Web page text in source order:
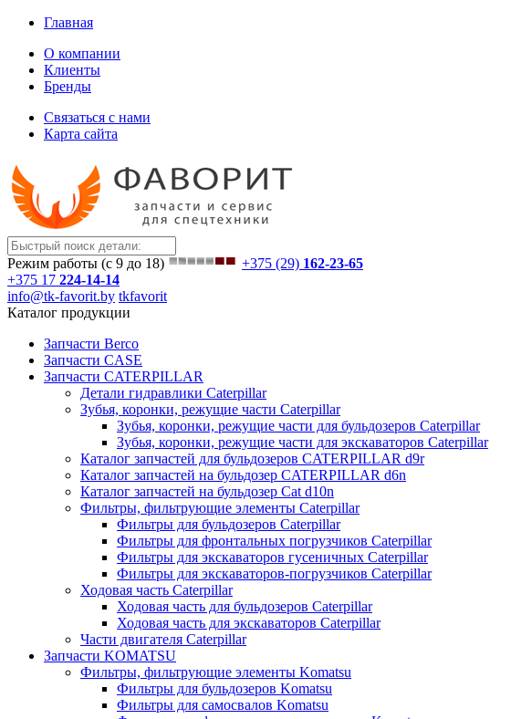
Главная
О компании
Клиенты
Бренды
Связаться с нами
Карта сайта
Режим работы (с 9 до 18) +375 (29) 162-23-65
+375 17 224-14-14
info@tk-favorit.by tkfavorit
Каталог продукции
Запчасти Berco
Запчасти CASE
Запчасти CATERPILLAR
Детали гидравлики Caterpillar
Зубья, коронки, режущие части Caterpillar
Зубья, коронки, режущие части для бульдозеров Caterpillar
Зубья, коронки, режущие части для экскаваторов Caterpillar
Каталог запчастей для бульдозеров CATERPILLAR d9r
Каталог запчастей на бульдозер CATERPILLAR d6n
Каталог запчастей на бульдозер Сat d10n
Фильтры, фильтрующие элементы Caterpillar
Фильтры для бульдозеров Caterpillar
Фильтры для фронтальных погрузчиков Caterpillar
Фильтры для экскаваторов гусеничных Caterpillar
Фильтры для экскаваторов-погрузчиков Caterpillar
Ходовая часть Caterpillar
Ходовая часть для бульдозеров Caterpillar
Ходовая часть для экскаваторов Caterpillar
Части двигателя Caterpillar
Запчасти KOMATSU
Фильтры, фильтрующие элементы Komatsu
Фильтры для бульдозеров Komatsu
Фильтры для самосвалов Komatsu